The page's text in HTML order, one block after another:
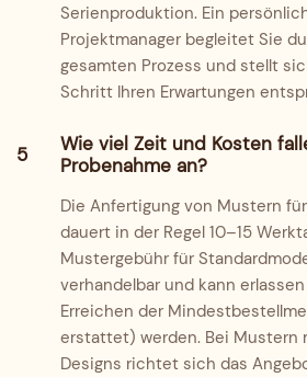
Serienproduktion. Ein
Projektmanager begleitet Sie
gesamten Prozess und stellt
Schritt Ihren Erwartungen
5
Wie viel Zeit und Kosten
Probenahme an?
Die Anfertigung von Mustern
dauert in der Regel 10–15
Mustergebühr für
verhandelbar und kann
Erreichen der
erstattet) werden. Bei Mustern
Designs richtet sich das